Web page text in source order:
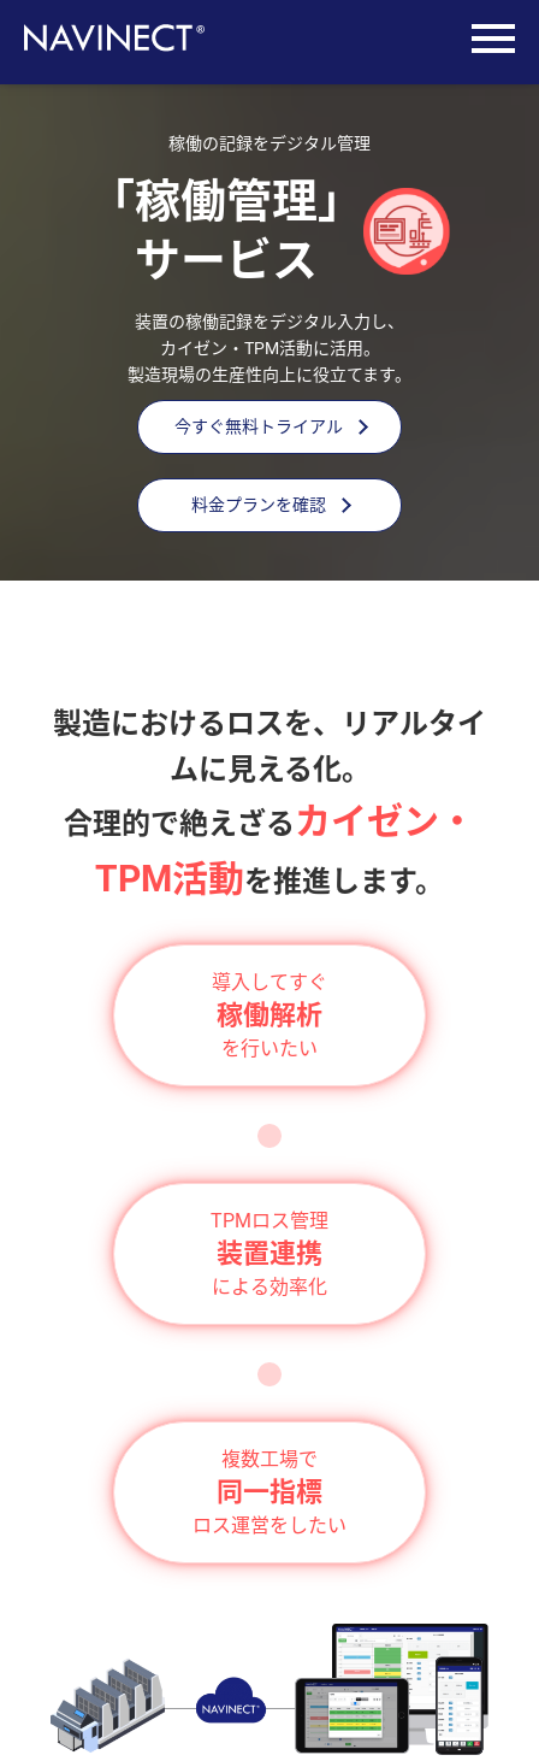
稼働の記録をデジタル管理
「稼働管理」
サービス
装置の稼働記録をデジタル入力し、
カイゼン・TPM活動に活用。
製造現場の生産性向上に役立てます。
今すぐ無料トライアル
料金プランを確認
製造におけるロスを、リアルタイ
ムに見える化。
合理的で絶えざるカイゼン・
TPM活動を推進します。
導入してすぐ
稼働解析
を行いたい
TPMロス管理
装置連携
による効率化
複数工場で
同一指標
ロス運営をしたい